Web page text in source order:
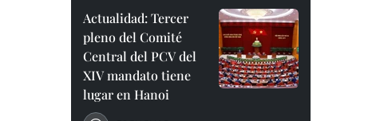
Actualidad: Tercer
pleno del Comité
Central del PCV del
XIV mandato tiene
lugar en Hanoi